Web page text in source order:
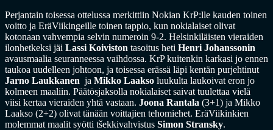
Perjantain toisessa ottelussa merkittiin Nokian KrP:lle kauden toinen
voitto ja EräViikingeille toinen tappio, kun nokialaiset olivat
kotonaan vahvempia selvin numeroin 9-2. Helsinkiläisten vieraiden
ilonhetkeksi jäi Lassi Koiviston tasoitus heti Henri Johanssonin
avausmaalia seuranneessa vaihdossa. KrP kuitenkin karkasi jo ennen
taukoa uudelleen johtoon, ja toisessa erässä läpi kentän purjehtinut
Jarno Laukkanen ja Mikko Laakso luukulta laukoivat eron jo
kolmeen maaliin. Päätösjaksolla nokialaiset saivat tuulettaa vielä
viisi kertaa vieraiden yhtä vastaan. Joona Rantala (3+1) ja Mikko
Laakso (2+2) olivat tänään voittajien tehomiehet. EräViikinkien
molemmat maalit syötti tšekkivahvistus Simon Stransky.